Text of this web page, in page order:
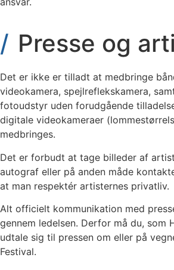
Presse og
Det er ikke er tilladt at medbringe
videokamera, spejlreflekskamera,
fotoudstyr uden forudgående
digitale videokameraer
medbringes.
Det er forbudt at tage billeder af
autograf eller på anden måde
at man respektér artisternes privatliv.
Alt officielt kommunikation med
gennem ledelsen. Derfor må du, som
udtale sig til pressen om eller på
Festival.